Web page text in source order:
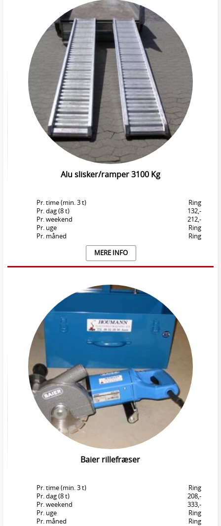
Alu slisker/ramper 3100 Kg
Pr. time (min. 3 t)
Ring
Pr. dag (8 t)
132,-
Pr. weekend
212,-
Pr. uge
Ring
Pr. måned
Ring
MERE INFO
Baier rillefræser
Pr. time (min. 3 t)
Ring
Pr. dag (8 t)
208,-
Pr. weekend
333,-
Pr. uge
Ring
Pr. måned
Ring